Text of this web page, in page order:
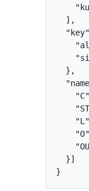
  ],
  },
  }]